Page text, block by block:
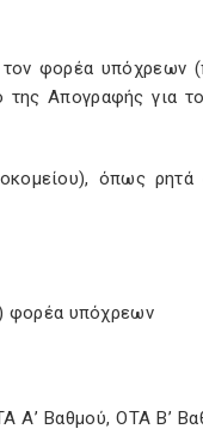
φορέα υπόχρεων
της Απογραφής για
όπως
φορέα υπόχρεων
Βαθμού, ΟΤΑ Β’